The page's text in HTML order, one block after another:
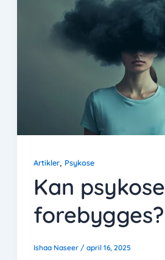
Artikler, Psykose
Kan psykose
forebygges?
Ishaa Naseer / april 16, 2025